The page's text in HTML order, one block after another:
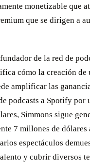
monetizable que
que se dirigen a
de la red de
cómo la creación de
amplificar las
podcasts a Spotify por
, Simmons sigue
7 millones de dólares
espectáculos
y cubrir diversos